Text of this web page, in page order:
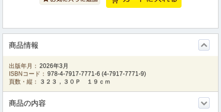
商品情報
出版年月： 2026年3月
ISBNコード： 978-4-7917-7771-6 (4-7917-7771-9)
頁数・縦：
３２３，３０Ｐ １９ｃｍ
商品の内容